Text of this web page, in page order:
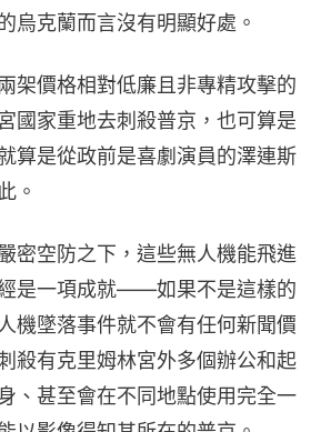
烏克蘭而言沒有明顯好處。
架價格相對低廉且非專精攻擊的
國家重地去刺殺普京，也可算是
算是從政前是喜劇演員的澤連斯
。
密空防之下，這些無人機能飛進
是一項成就——如果不是這樣的
機墜落事件就不會有任何新聞價
有克里姆林宮外多個辦公和起
、甚至會在不同地點使用完全一